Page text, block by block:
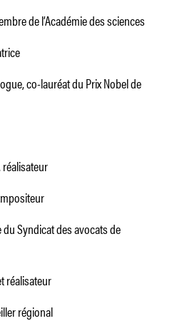
de l’Académie des sciences
co-lauréat du Prix Nobel de
Syndicat des avocats de
réalisateur
régional